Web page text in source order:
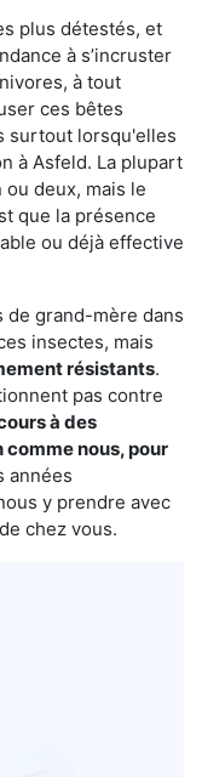
plus détestés, et
à s’incruster
à tout
ces bêtes
surtout lorsqu'elles
à Asfeld. La plupart
ou deux, mais le
que la présence
ou déjà effective
de grand-mère dans
insectes, mais
résistants.
pas contre
à des
nous, pour
années
y prendre avec
chez vous.